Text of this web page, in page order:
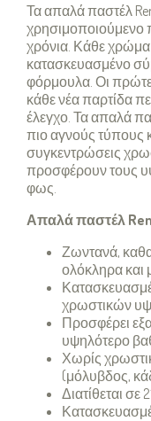
Τα απαλά παστέλ
χρησιμοποιούμενο
χρόνια. Κάθε χρώμα
κατασκευασμένο
φόρμουλα. Οι
κάθε νέα παρτίδα
έλεγχο. Τα απαλά
πιο αγνούς τύπους
συγκεντρώσεις
προσφέρουν τους
φως.
Απαλά παστέλ
Ζωντανά,
ολόκληρα και
χρωστικών
Προσφέρει
υψηλότερο
Χωρίς
(μόλυβδος,
Διατίθεται